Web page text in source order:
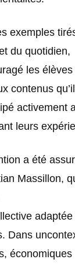
exemples
du quotidien,
les
contenus
activement
leurs
a été
Massillon,
Dans